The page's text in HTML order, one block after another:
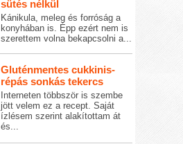
sütés nélkül
Kánikula, meleg és forróság a
konyhában is. Épp ezért nem is
szerettem volna bekapcsolni a...
Gluténmentes cukkinis-
répás sonkás tekercs
Interneten többször is szembe
jött velem ez a recept. Saját
ízlésem szerint alakítottam át
és...